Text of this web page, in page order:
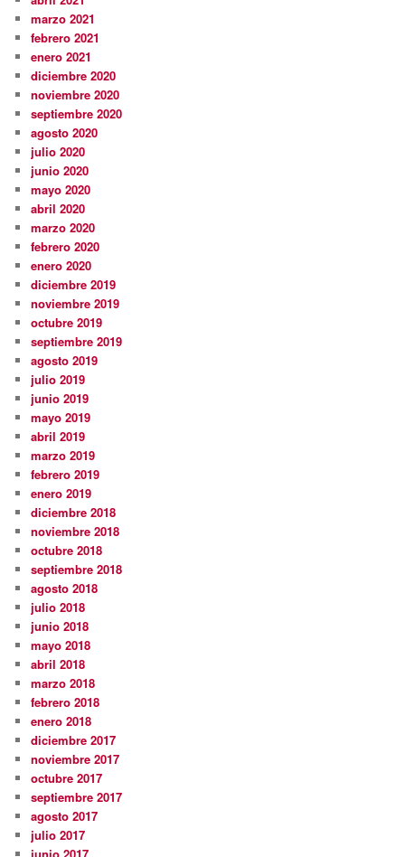
marzo 2021
febrero 2021
enero 2021
diciembre 2020
noviembre 2020
septiembre 2020
agosto 2020
julio 2020
junio 2020
mayo 2020
abril 2020
marzo 2020
febrero 2020
enero 2020
diciembre 2019
noviembre 2019
octubre 2019
septiembre 2019
agosto 2019
julio 2019
junio 2019
mayo 2019
abril 2019
marzo 2019
febrero 2019
enero 2019
diciembre 2018
noviembre 2018
octubre 2018
septiembre 2018
agosto 2018
julio 2018
junio 2018
mayo 2018
abril 2018
marzo 2018
febrero 2018
enero 2018
diciembre 2017
noviembre 2017
octubre 2017
septiembre 2017
agosto 2017
julio 2017